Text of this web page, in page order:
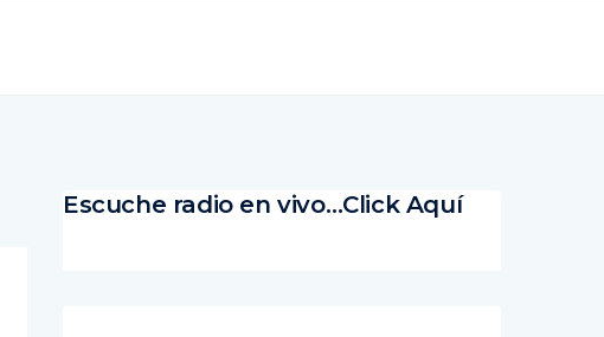
Escuche radio en vivo…Click Aquí